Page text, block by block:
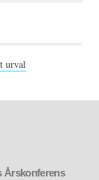
urval
Årskonferens